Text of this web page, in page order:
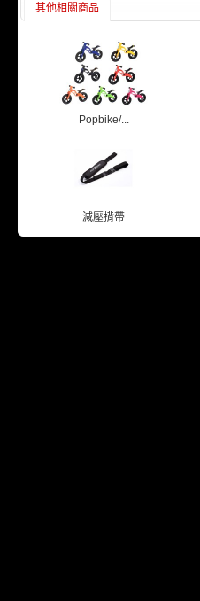
其他相關商品
Popbike/...
減壓揹帶